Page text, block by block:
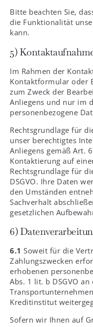
Bitte beachten Sie,
die Funktionalität
kann.
5)
Im Rahmen der
Kontaktformular oder
zum Zweck der
Anliegens und nur im
personenbezogene
Rechtsgrundlage für
unser berechtigtes
Anliegens gemäß Art.
Kontaktierung auf
Rechtsgrundlage für
DSGVO. Ihre Daten
den Umständen
Sachverhalt
gesetzlichen
6)
6.1 Soweit für die
Zahlungszwecken
erhobenen
Abs. 1 lit. b DSGVO
Kreditinstitut
Sofern wir Ihnen auf